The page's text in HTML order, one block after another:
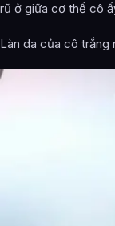
rũ ở giữa cơ thể cô
Làn da của cô trắng